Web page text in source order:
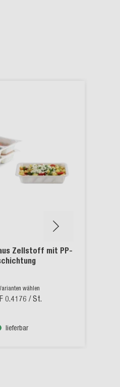
Zellstoff mit PP-
wählen
0.4176 / St.
lieferbar